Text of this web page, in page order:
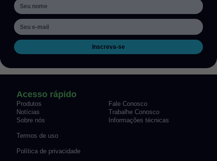
Inscreva-se
Acesso rápido
Produtos
Fale Conosco
Notícias
Trabalhe Conosco
Sobre nós
Informações técnicas
Termos de uso
Política de privacidade